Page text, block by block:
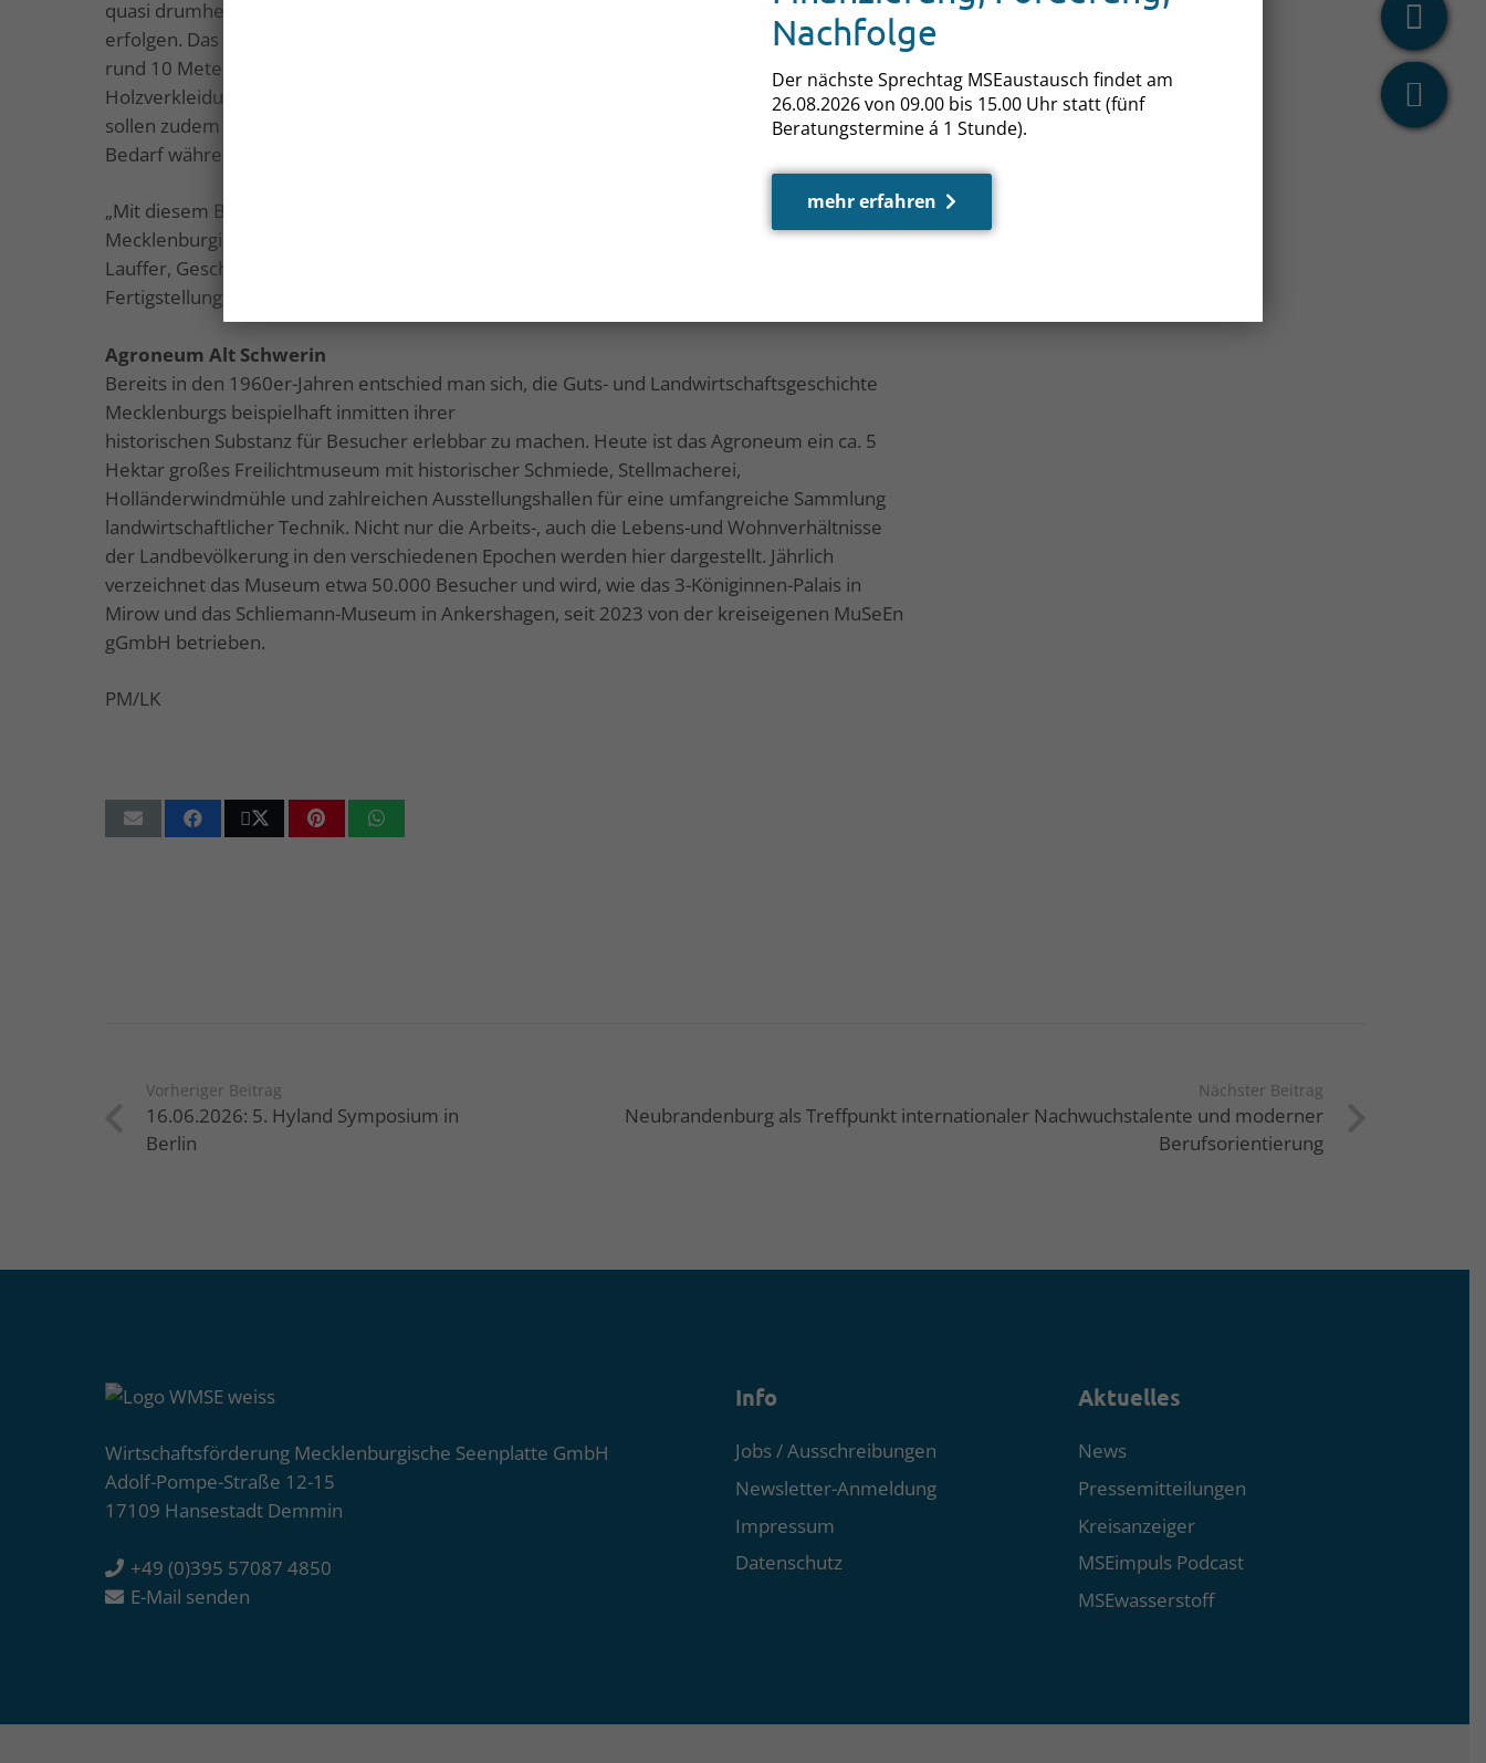
quasi drumherum gebaut. Dadurch konnte die Sicherung der Hochregale sehr kostengünstig
erfolgen. Das neue Gebäude mit einer Länge von 36 Metern, einer Breite von 18 Metern und
rund 10 Metern Höhe soll im Erdgeschoss einen Klinker und im Obergeschoss eine
Holzverkleidung erhalten. Durch den Bau einer Photovoltaikanlage auf dem gesamten Dach
sollen zudem die Betriebskosten deutlich verringert werden, da der so erzeugte Strom den
Bedarf während der gesamten Saison von Ende März bis November abdeckt.
„Mit diesem Bau setzen wir ein sichtbares Zeichen für den Museumsstandort
Mecklenburgische Seenplatte“, so Sabine
Lauffer, Geschäftsführerin der Wirtschaftsförderung Mecklenburgische Seenplatte. Die
Fertigstellung der Halle ist für Dezember 2026 geplant.
Agroneum Alt Schwerin
Bereits in den 1960er-Jahren entschied man sich, die Guts- und Landwirtschaftsgeschichte
Mecklenburgs beispielhaft inmitten ihrer
historischen Substanz für Besucher erlebbar zu machen. Heute ist das Agroneum ein ca. 5
Hektar großes Freilichtmuseum mit historischer Schmiede, Stellmacherei,
Holländerwindmühle und zahlreichen Ausstellungshallen für eine umfangreiche Sammlung
landwirtschaftlicher Technik. Nicht nur die Arbeits-, auch die Lebens-und Wohnverhältnisse
der Landbevölkerung in den verschiedenen Epochen werden hier dargestellt. Jährlich
verzeichnet das Museum etwa 50.000 Besucher und wird, wie das 3-Königinnen-Palais in
Mirow und das Schliemann-Museum in Ankershagen, seit 2023 von der kreiseigenen MuSeEn
gGmbH betrieben.
PM/LK
Vorheriger Beitrag
16.06.2026: 5. Hyland Symposium in
Berlin
Nächster Beitrag
Neubrandenburg als Treffpunkt internationaler Nachwuchstalente und moderner
Berufsorientierung
Wirtschaftsförderung Mecklenburgische Seenplatte GmbH
Adolf-Pompe-Straße 12-15
17109 Hansestadt Demmin
+49 (0)395 57087 4850
E-Mail senden
Info
Jobs / Ausschreibungen
Newsletter-Anmeldung
Impressum
Datenschutz
Aktuelles
News
Pressemitteilungen
Kreisanzeiger
MSEimpuls Podcast
MSEwasserstoff
Nachfolge
Der nächste Sprechtag MSEaustausch findet am
26.08.2026 von 09.00 bis 15.00 Uhr statt (fünf
Beratungstermine á 1 Stunde).
mehr erfahren